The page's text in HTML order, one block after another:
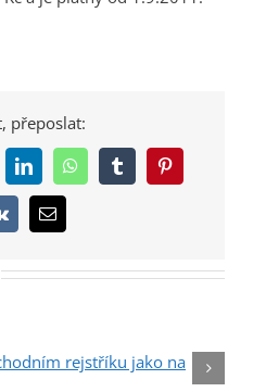
přeposlat:
LinkedInWhatsAppTumblrPinterest
E-
mail
rejstříku jako na